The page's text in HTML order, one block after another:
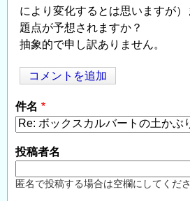
により変化するとは思いますが
題点が予想されますか？
抽象的で申し訳ありません。
コメントを追加
件名
投稿者名
匿名で投稿する場合は空欄にしてくださ